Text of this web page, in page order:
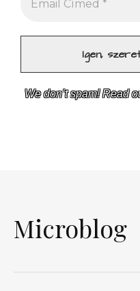
We don’t spam! Read
Microblog